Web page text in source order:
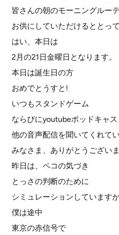
皆さんの朝のモーニングルー
お供にしていただけるととっ
はい、本日は
2月の21日金曜日となります。
本日は誕生日の方
おめでとうすと!
いつもスタンドゲーム
ならびにyoutubeポッドキャス
他の音声配信を聞いてくれて
みなさま、ありがとうございま
昨日は、ペコの気づき
とっさの判断のために
シミュレーションしています
僕は途中
東京の赤信号で